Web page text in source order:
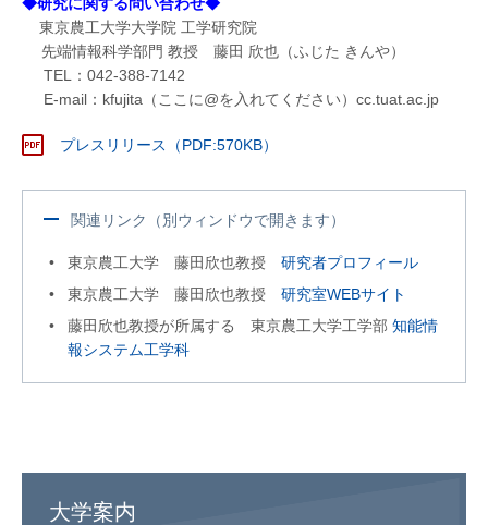
東京農工大学大学院 工学研究院
先端情報科学部門 教授 藤田 欣也（ふじた きんや）
TEL：042-388-7142
E-mail：kfujita（ここに@を入れてください）cc.tuat.ac.jp
プレスリリース（PDF:570KB）
関連リンク（別ウィンドウで開きます）
東京農工大学 藤田欣也教授研究者プロフィール
東京農工大学 藤田欣也教授研究室WEBサイト
藤田欣也教授が所属する 東京農工大学工学部知能情
報システム工学科
大学案内